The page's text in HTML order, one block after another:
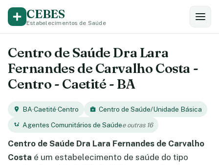
CEBES
Estabelecimentos de Saúde
Centro de Saúde Dra Lara
Fernandes de Carvalho Costa -
Centro - Caetité - BA
BA·Caetité·Centro
Centro de Saúde/Unidade Básica
Agentes Comunitários de Saúdee outras 16
Centro de Saúde Dra Lara Fernandes de Carvalho
Costa é um estabelecimento de saúde do tipo